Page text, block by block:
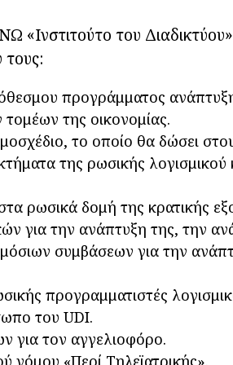
του Διαδικτύου»
τους:
προγράμματος
της οικονομίας.
το οποίο θα δώσει
της ρωσικής λογισμικού
ρωσικά δομή της κρατικής
για την ανάπτυξη της, την
συμβάσεων για την
προγραμματιστές
του UDI.
για τον αγγελιοφόρο.
«Περί Τηλεϊατρικής».